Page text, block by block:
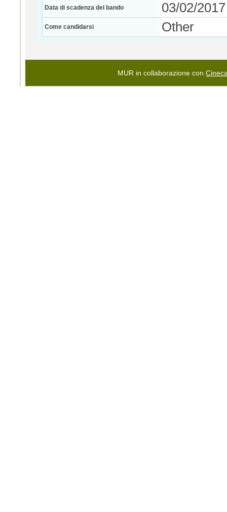
Data di scadenza del bando 03/02/
Come candidarsi Other
MUR in collaborazione con